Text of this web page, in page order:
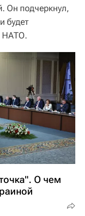
Он подчеркнул,
будет
НАТО.
О чем